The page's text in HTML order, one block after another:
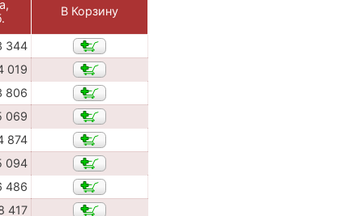
В Корзину
344
019
806
069
874
094
486
417